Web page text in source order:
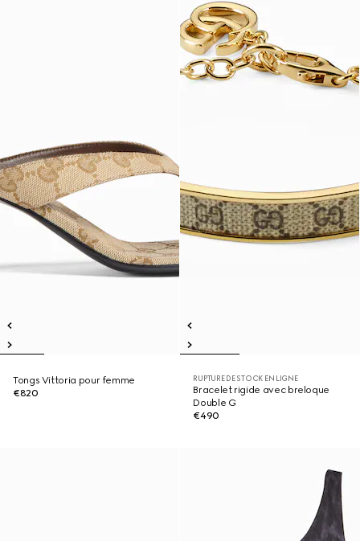
Tongs Vittoria pour femme
€820
RUPTURE DE STOCK EN LIGNE
Bracelet rigide avec breloque
Double G
€490